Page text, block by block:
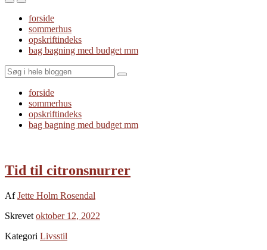
Toggle
mobile
menu
Toggle
the
search
field
forside
sommerhus
opskriftindeks
bag bagning med budget mm
Search
forside
sommerhus
opskriftindeks
bag bagning med budget mm
Tid til citronsnurrer
AfJette Holm Rosendal
Skrevet oktober 12, 2022
Kategori Livsstil